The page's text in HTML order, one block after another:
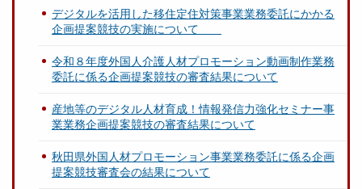
デジタルを活用した移住定住対策事業業務委託にかかる
企画提案競技の実施について
令和８年度外国人介護人材プロモーション動画制作業務
委託に係る企画提案競技の審査結果について
産地等のデジタル人材育成！情報発信力強化セミナー事
業業務企画提案競技の審査結果について
秋田県外国人材プロモーション事業業務委託に係る企画
提案競技審査会の結果について